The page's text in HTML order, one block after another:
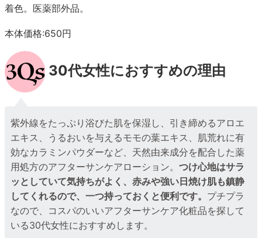
着色。医薬部外品。
本体価格:650円
30代女性におすすめの理由
紫外線をたっぷり浴びた肌を保湿し、引き締めるアロエ
エキス、うるおいを与えるモモの葉エキス、肌荒れに有
効なカラミンパウダーなど、天然由来成分を配合した薬
用処方のアフターサンケアローション。つけ心地はサラ
ッとしていて気持ちがよく、赤みや強い日焼け肌も鎮静
してくれるので、一つ持っておくと便利です。 プチプラ
なので、コスパのいいアフターサンケア化粧品を探して
いる30代女性におすすめします。